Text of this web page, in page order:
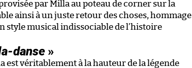
par Milla au poteau de corner sur la
ainsi à un juste retour des choses, hommage
style musical indissociable de l’histoire
danse»
est véritablement à la hauteur de la légende